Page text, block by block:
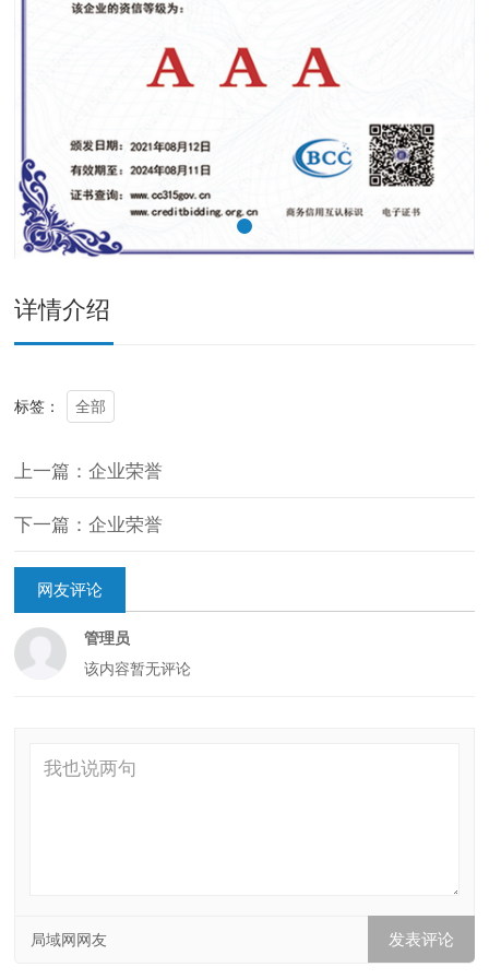
详情介绍
标签： 全部
上一篇：企业荣誉
下一篇：企业荣誉
网友评论
管理员
该内容暂无评论
局域网网友